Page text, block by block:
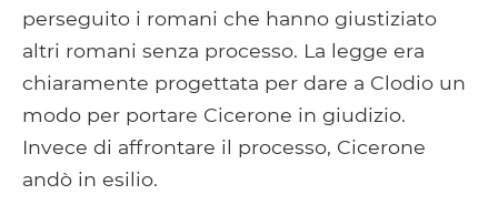
perseguito i romani che hanno giustiziato
altri romani senza processo. La legge era
chiaramente progettata per dare a Clodio un
modo per portare Cicerone in giudizio.
Invece di affrontare il processo, Cicerone
andò in esilio.